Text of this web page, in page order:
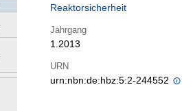
Reaktorsicherheit
Jahrgang
1.2013
URN
urn:nbn:de:hbz:5:2-244552